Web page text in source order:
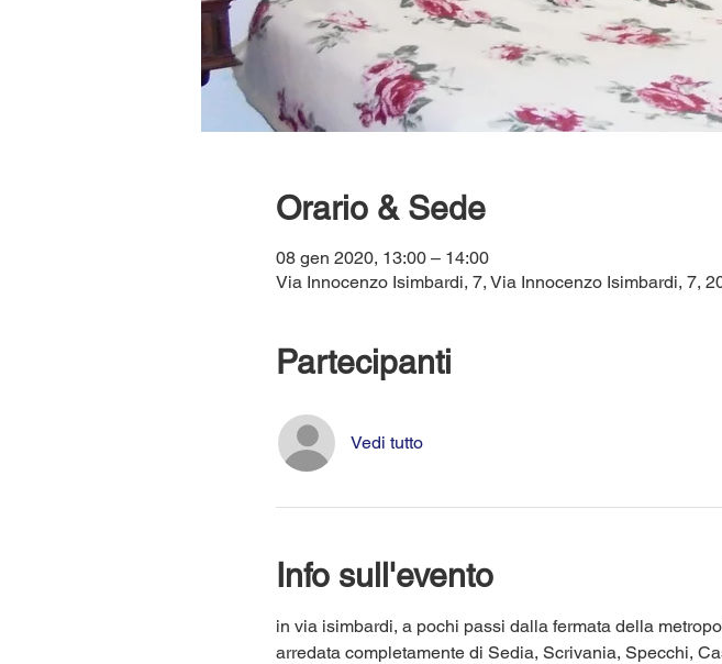
Orario & Sede
08 gen 2020, 13:00 – 14:00
Via Innocenzo Isimbardi, 7, Via Innocenzo Isimbardi, 7,
Partecipanti
Vedi tutto
Info sull'evento
in via isimbardi, a pochi passi dalla fermata della
arredata completamente di Sedia, Scrivania, Specchi,